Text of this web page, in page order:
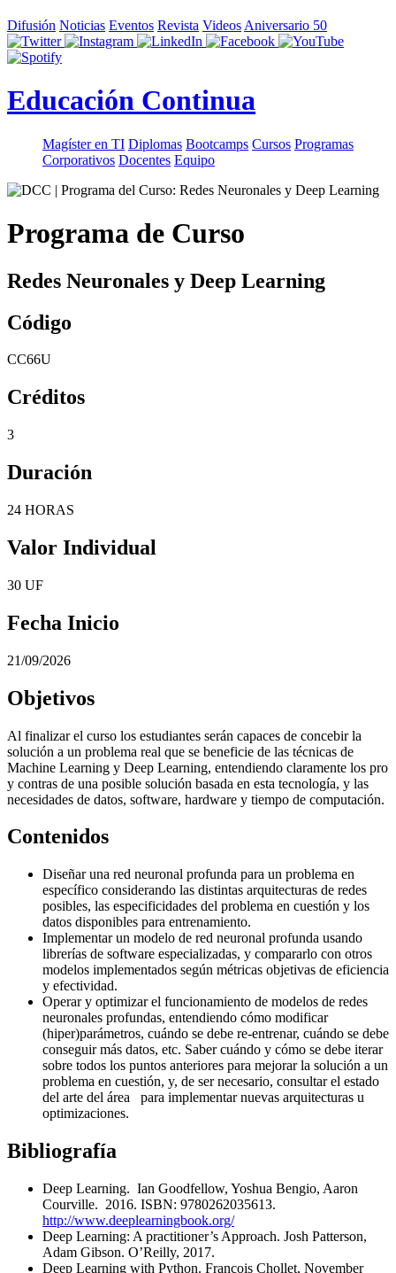
Difusión Noticias Eventos Revista Videos Aniversario 50
Educación Continua
Magíster en TI Diplomas Bootcamps Cursos Programas
Corporativos Docentes Equipo
Programa de Curso
Redes Neuronales y Deep Learning
Código
CC66U
Créditos
3
Duración
24 HORAS
Valor Individual
30 UF
Fecha Inicio
21/09/2026
Objetivos
Al finalizar el curso los estudiantes serán capaces de concebir la
solución a un problema real que se beneficie de las técnicas de
Machine Learning y Deep Learning, entendiendo claramente los pro
y contras de una posible solución basada en esta tecnología, y las
necesidades de datos, software, hardware y tiempo de computación.
Contenidos
Diseñar una red neuronal profunda para un problema en
específico considerando las distintas arquitecturas de redes
posibles, las especificidades del problema en cuestión y los
datos disponibles para entrenamiento.
Implementar un modelo de red neuronal profunda usando
librerías de software especializadas, y compararlo con otros
modelos implementados según métricas objetivas de eficiencia
y efectividad.
Operar y optimizar el funcionamiento de modelos de redes
neuronales profundas, entendiendo cómo modificar
(hiper)parámetros, cuándo se debe re-entrenar, cuándo se debe
conseguir más datos, etc. Saber cuándo y cómo se debe iterar
sobre todos los puntos anteriores para mejorar la solución a un
problema en cuestión, y, de ser necesario, consultar el estado
del arte del área para implementar nuevas arquitecturas u
optimizaciones.
Bibliografía
Deep Learning. Ian Goodfellow, Yoshua Bengio, Aaron
Courville. 2016. ISBN: 9780262035613.
http://www.deeplearningbook.org/
Deep Learning: A practitioner’s Approach. Josh Patterson,
Adam Gibson. O’Reilly, 2017.
Deep Learning with Python. Francois Chollet, November